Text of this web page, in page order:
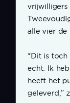
vrijwilligers
alle vier de
“Dit is
echt. Ik
heeft het
geleverd,”